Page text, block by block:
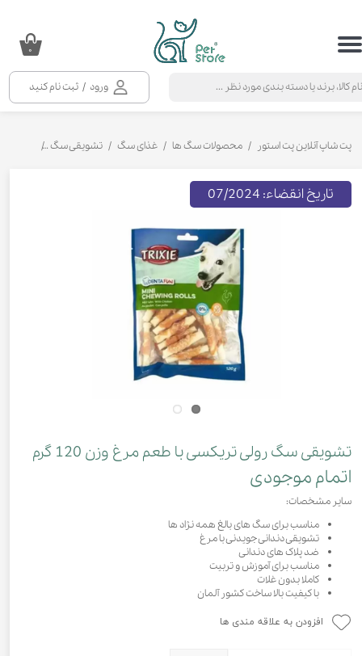
ورود / ثبت نام کنید
حساب کاربری من
خروج از حساب کاربری
۰
پت شاپ آنلاین پت استور محصولات سگ ها غذای سگ تشویقی سگ
تشویقی سگ رولی تریکسی با طعم مرغ وزن 120 گرم
اتمام موجودی
سایر مشخصات:
مناسب برای سگ های بالغ همه نژاد ها
تشویقی دندانی جویدنی با مرغ
ضد پلاک های دندانی
مناسب برای آموزش و تربیت
کاملا بدون غلات
با کیفیت بالا ساخت کشور آلمان
تاریخ انقضاء: 07/2024
افزودن به علاقه مندی ها